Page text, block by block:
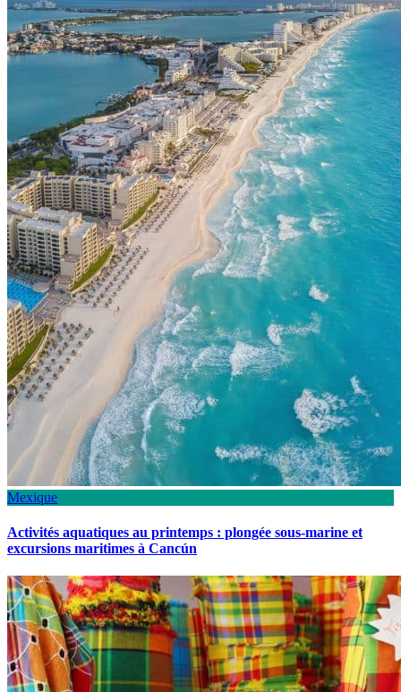
Mexique
Activités aquatiques au printemps : plongée sous-marine et
excursions maritimes à Cancún